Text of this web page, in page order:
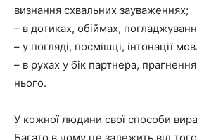
визнання схвальних зауваженнях;
– в дотиках, обіймах,
– у погляді, посмішці, інтонації
– в рухах у бік партнера,
нього.
У кожної людини свої способи